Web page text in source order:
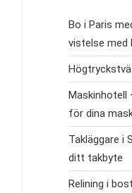
Bo i Paris
vistelse med
Maskinhotell
för dina
Takläggare i
ditt takbyte
Relining i